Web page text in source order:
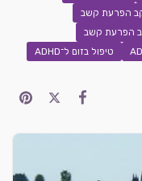
הפרעת קשב
הפרעת קשב
טיפול בזום ל־ADHD